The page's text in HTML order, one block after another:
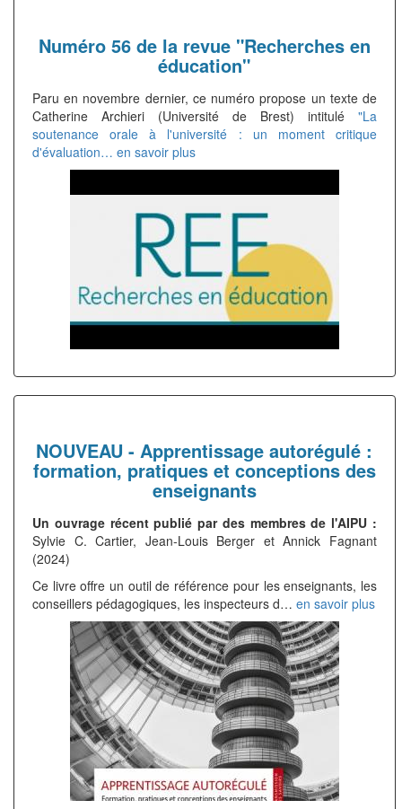
Numéro 56 de la revue "Recherches en
éducation"
Paru en novembre dernier, ce numéro propose un texte de
Catherine Archieri (Université de Brest) intitulé "La
soutenance orale à l'université : un moment critique
d'évaluation… en savoir plus
NOUVEAU - Apprentissage autorégulé :
formation, pratiques et conceptions des
enseignants
Un ouvrage récent publié par des membres de l'AIPU :
Sylvie C. Cartier, Jean-Louis Berger et Annick Fagnant
(2024)
Ce livre offre un outil de référence pour les enseignants, les
conseillers pédagogiques, les inspecteurs d… en savoir plus